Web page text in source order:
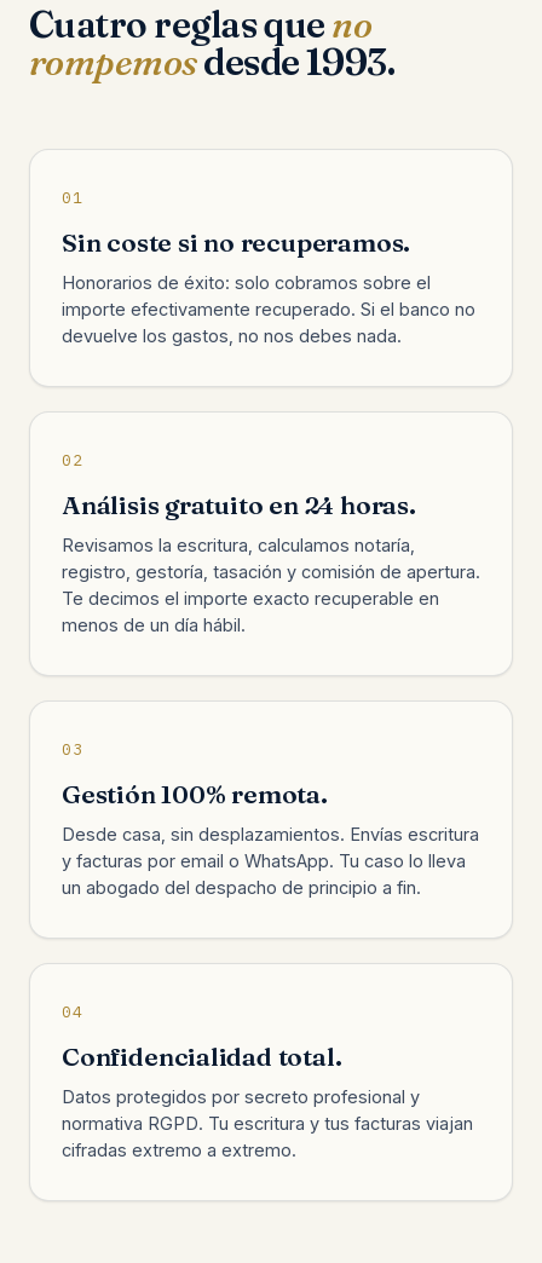
Cuatro reglas queno
rompemosdesde 1993.
01
Sin coste si no recuperamos.
Honorarios de éxito: solo cobramos sobre el
importe efectivamente recuperado. Si el banco no
devuelve los gastos, no nos debes nada.
02
Análisis gratuito en 24 horas.
Revisamos la escritura, calculamos notaría,
registro, gestoría, tasación y comisión de apertura.
Te decimos el importe exacto recuperable en
menos de un día hábil.
03
Gestión 100% remota.
Desde casa, sin desplazamientos. Envías escritura
y facturas por email o WhatsApp. Tu caso lo lleva
un abogado del despacho de principio a fin.
04
Confidencialidad total.
Datos protegidos por secreto profesional y
normativa RGPD. Tu escritura y tus facturas viajan
cifradas extremo a extremo.